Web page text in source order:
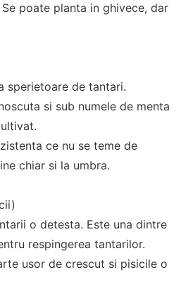
poate planta in ghivece, dar
sperietoare de tantari.
si sub numele de menta
ce nu se teme de
chiar si la umbra.
o detesta. Este una dintre
respingerea tantarilor.
usor de crescut si pisicile o